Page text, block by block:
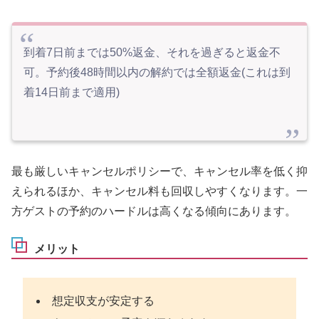
到着7日前までは50%返金、それを過ぎると返金不
可。予約後48時間以内の解約では全額返金(これは到
着14日前まで適用)
最も厳しいキャンセルポリシーで、キャンセル率を低く抑
えられるほか、キャンセル料も回収しやすくなります。一
方ゲストの予約のハードルは高くなる傾向にあります。
メリット
想定収支が安定する